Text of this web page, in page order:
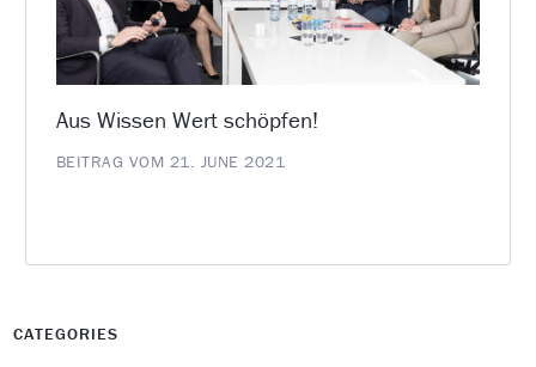
Aus Wissen Wert schöpfen!
BEITRAG VOM 21. JUNE 2021
CATEGORIES